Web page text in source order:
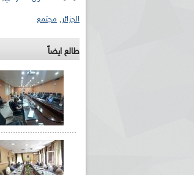
الجزائر, مجتمع
طالع ايضاً